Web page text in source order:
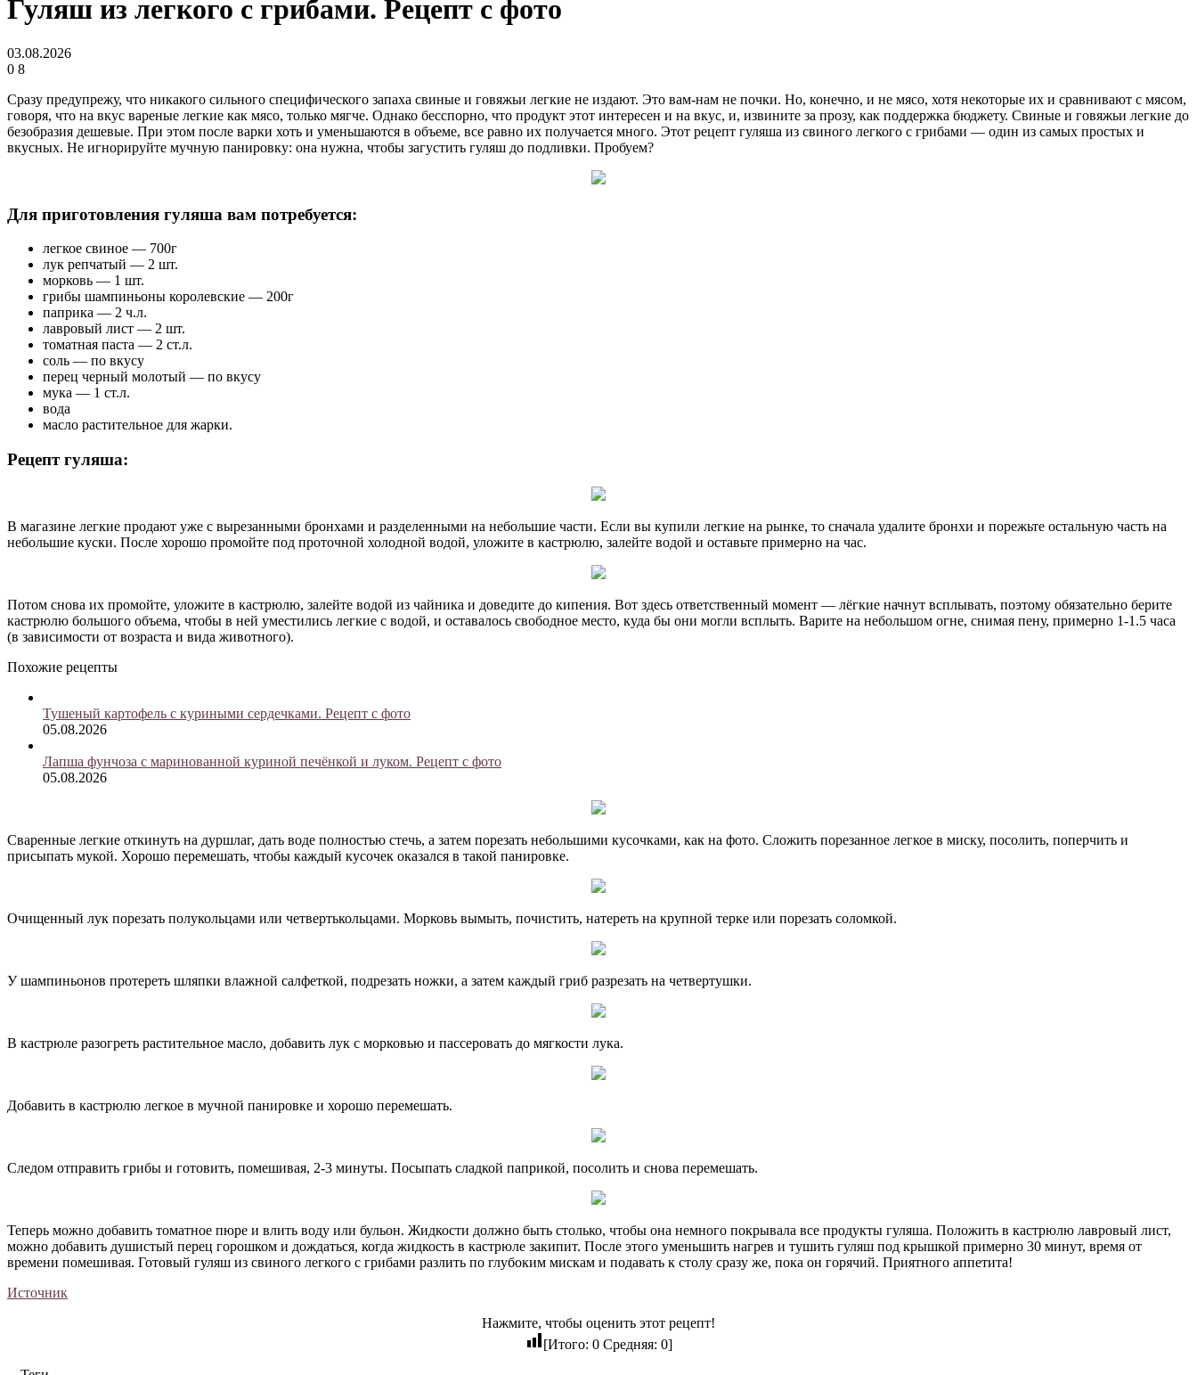
Гуляш из легкого с грибами. Рецепт с фото
03.08.2026
0 8
Сразу предупрежу, что никакого сильного специфического запаха свиные и говяжьи легкие не издают. Это вам-нам не почки. Но, конечно, и не мясо, хотя некоторые их и сравнивают с мясом,
говоря, что на вкус вареные легкие как мясо, только мягче. Однако бесспорно, что продукт этот интересен и на вкус, и, извините за прозу, как поддержка бюджету. Свиные и говяжьи легкие до
безобразия дешевые. При этом после варки хоть и уменьшаются в объеме, все равно их получается много. Этот рецепт гуляша из свиного легкого с грибами — один из самых простых и
вкусных. Не игнорируйте мучную панировку: она нужна, чтобы загустить гуляш до подливки. Пробуем?
Для приготовления гуляша вам потребуется:
легкое свиное — 700г
лук репчатый — 2 шт.
морковь — 1 шт.
грибы шампиньоны королевские — 200г
паприка — 2 ч.л.
лавровый лист — 2 шт.
томатная паста — 2 ст.л.
соль — по вкусу
перец черный молотый — по вкусу
мука — 1 ст.л.
вода
масло растительное для жарки.
Рецепт гуляша:
В магазине легкие продают уже с вырезанными бронхами и разделенными на небольшие части. Если вы купили легкие на рынке, то сначала удалите бронхи и порежьте остальную часть на
небольшие куски. После хорошо промойте под проточной холодной водой, уложите в кастрюлю, залейте водой и оставьте примерно на час.
Потом снова их промойте, уложите в кастрюлю, залейте водой из чайника и доведите до кипения. Вот здесь ответственный момент — лёгкие начнут всплывать, поэтому обязательно берите
кастрюлю большого объема, чтобы в ней уместились легкие с водой, и оставалось свободное место, куда бы они могли всплыть. Варите на небольшом огне, снимая пену, примерно 1-1.5 часа
(в зависимости от возраста и вида животного).
Похожие рецепты
Тушеный картофель с куриными сердечками. Рецепт с фото
05.08.2026
Лапша фунчоза с маринованной куриной печёнкой и луком. Рецепт с фото
05.08.2026
Сваренные легкие откинуть на дуршлаг, дать воде полностью стечь, а затем порезать небольшими кусочками, как на фото. Сложить порезанное легкое в миску, посолить, поперчить и
присыпать мукой. Хорошо перемешать, чтобы каждый кусочек оказался в такой панировке.
Очищенный лук порезать полукольцами или четвертькольцами. Морковь вымыть, почистить, натереть на крупной терке или порезать соломкой.
У шампиньонов протереть шляпки влажной салфеткой, подрезать ножки, а затем каждый гриб разрезать на четвертушки.
В кастрюле разогреть растительное масло, добавить лук с морковью и пассеровать до мягкости лука.
Добавить в кастрюлю легкое в мучной панировке и хорошо перемешать.
Следом отправить грибы и готовить, помешивая, 2-3 минуты. Посыпать сладкой паприкой, посолить и снова перемешать.
Теперь можно добавить томатное пюре и влить воду или бульон. Жидкости должно быть столько, чтобы она немного покрывала все продукты гуляша. Положить в кастрюлю лавровый лист,
можно добавить душистый перец горошком и дождаться, когда жидкость в кастрюле закипит. После этого уменьшить нагрев и тушить гуляш под крышкой примерно 30 минут, время от
времени помешивая. Готовый гуляш из свиного легкого с грибами разлить по глубоким мискам и подавать к столу сразу же, пока он горячий. Приятного аппетита!
Источник
Нажмите, чтобы оценить этот рецепт!
[Итого: 0Средняя: 0]